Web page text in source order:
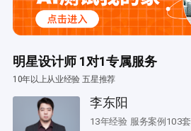
明星设计师 1对1专属服务
10年以上从业经验 五星推荐
李东阳
13年经验 服务案例103套